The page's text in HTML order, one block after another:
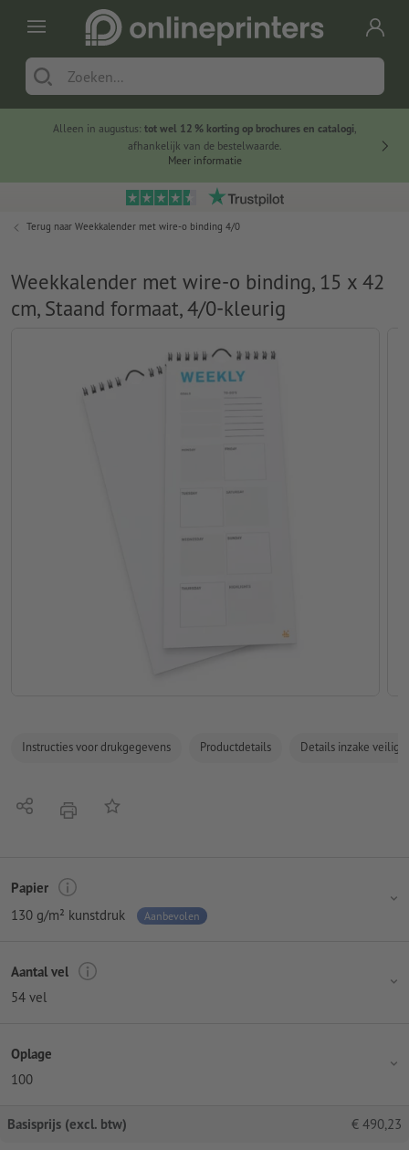
Alleen in augustus: tot wel 12 % korting op brochures en catalogi,
afhankelijk van de bestelwaarde.
Meer informatie
Terug naar Weekkalender met wire-o binding 4/0
Weekkalender met wire-o binding, 15 x 42
cm, Staand formaat, 4/0-kleurig
Instructies voor drukgegevens Productdetails Details inzake
Delen afdrukkenOp de lijst
Papier
130 g/m² kunstdruk
Aanbevolen
Aantal vel
54 vel
Oplage
100
Basisprijs (excl. btw) € 490,23